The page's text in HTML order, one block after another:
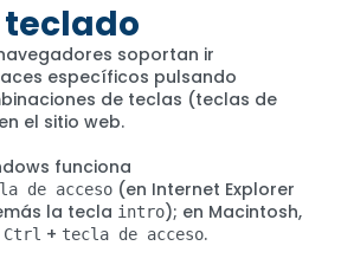
soportan ir
específicos pulsando
de teclas (teclas de
el sitio web.
funciona
de acceso (en Internet Explorer
la tecla intro); en Macintosh,
Ctrl + tecla de acceso.